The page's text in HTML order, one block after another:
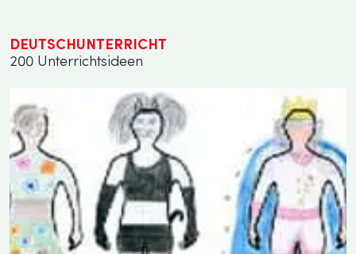
DEUTSCHUNTERRICHT
200 Unterrichtsideen